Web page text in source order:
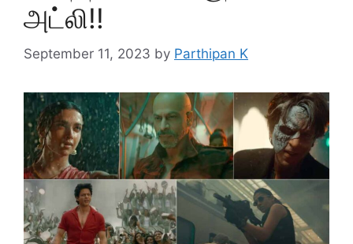
அட்லி!!
September 11, 2023 by Parthipan K